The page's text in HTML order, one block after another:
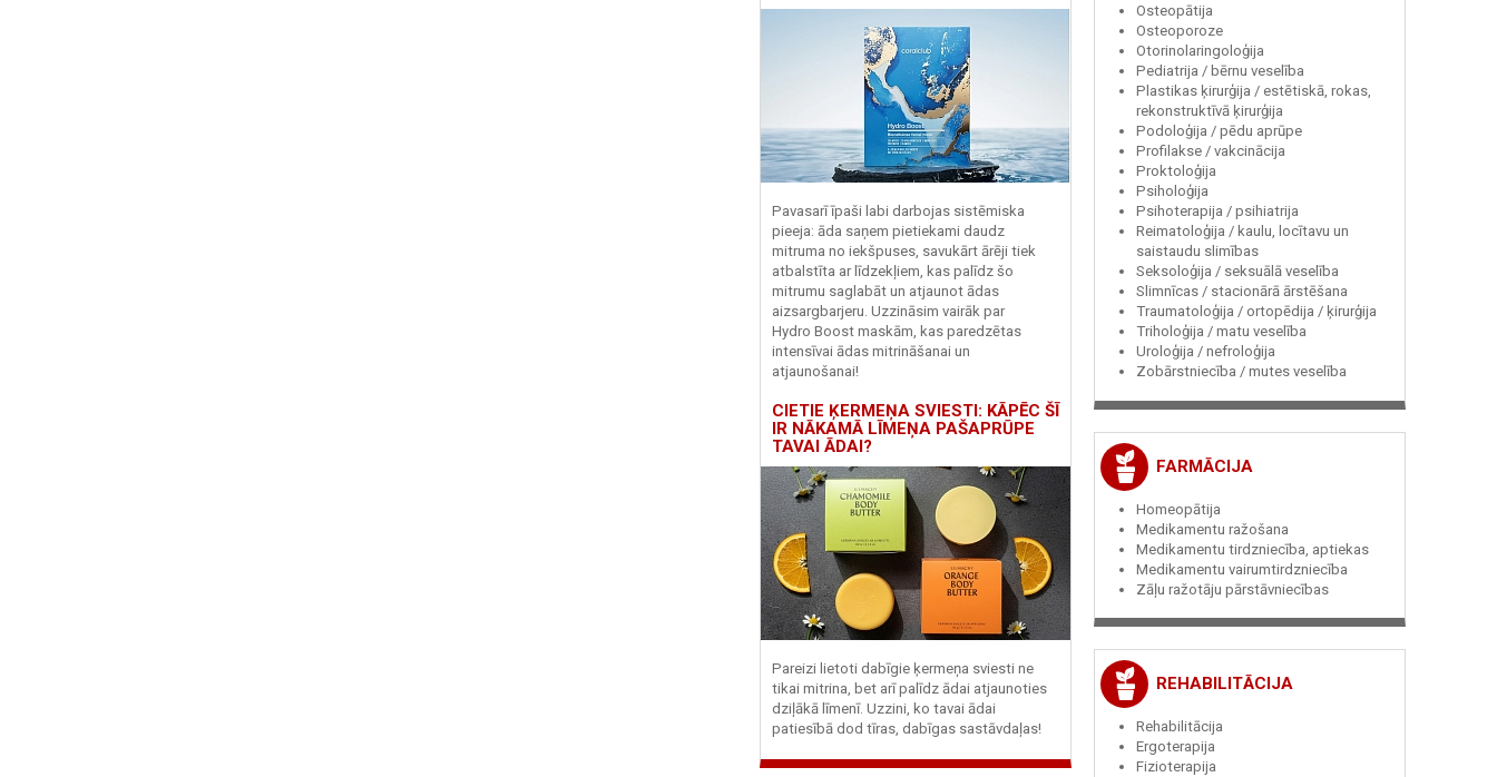
Pavasarī īpaši labi darbojas sistēmiska
pieeja: āda saņem pietiekami daudz
mitruma no iekšpuses, savukārt ārēji tiek
atbalstīta ar līdzekļiem, kas palīdz šo
mitrumu saglabāt un atjaunot ādas
aizsargbarjeru. Uzzināsim vairāk par
Hydro Boost maskām, kas paredzētas
intensīvai ādas mitrināšanai un
atjaunošanai!
CIETIE ĶERMEŅA SVIESTI: KĀPĒC ŠĪ
IR NĀKAMĀ LĪMEŅA PAŠAPRŪPE
TAVAI ĀDAI?
Pareizi lietoti dabīgie ķermeņa sviesti ne
tikai mitrina, bet arī palīdz ādai atjaunoties
dziļākā līmenī. Uzzini, ko tavai ādai
patiesībā dod tīras, dabīgas sastāvdaļas!
Osteopātija
Osteoporoze
Otorinolaringoloģija
Pediatrija / bērnu veselība
Plastikas ķirurģija / estētiskā, rokas,
rekonstruktīvā ķirurģija
Podoloģija / pēdu aprūpe
Profilakse / vakcinācija
Proktoloģija
Psiholoģija
Psihoterapija / psihiatrija
Reimatoloģija / kaulu, locītavu un
saistaudu slimības
Seksoloģija / seksuālā veselība
Slimnīcas / stacionārā ārstēšana
Traumatoloģija / ortopēdija / ķirurģija
Triholoģija / matu veselība
Uroloģija / nefroloģija
Zobārstniecība / mutes veselība
FARMĀCIJA
Homeopātija
Medikamentu ražošana
Medikamentu tirdzniecība, aptiekas
Medikamentu vairumtirdzniecība
Zāļu ražotāju pārstāvniecības
REHABILITĀCIJA
Rehabilitācija
Ergoterapija
Fizioterapija